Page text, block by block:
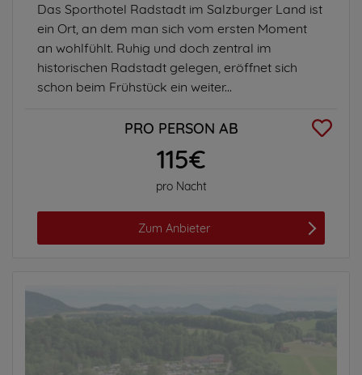
Das Sporthotel Radstadt im Salzburger Land ist
ein Ort, an dem man sich vom ersten Moment
an wohlfühlt. Ruhig und doch zentral im
historischen Radstadt gelegen, eröffnet sich
schon beim Frühstück ein weiter...
PRO PERSON AB
115€
pro Nacht
Zum Anbieter